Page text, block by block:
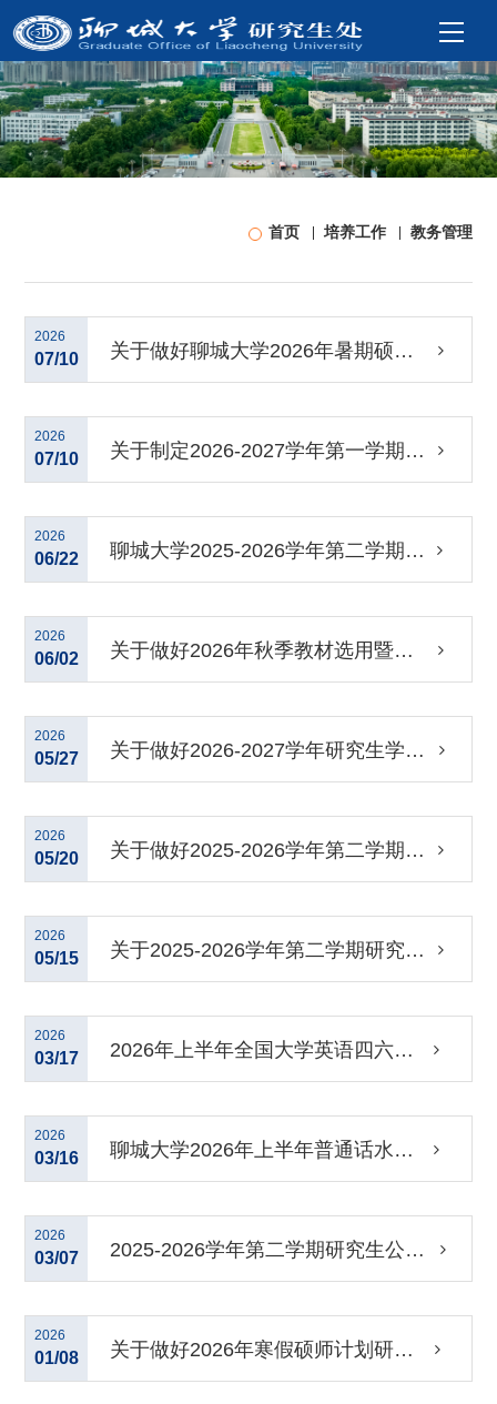
首页 培养工作 教务管理
2026
07/10 关于做好聊城大学2026年暑期硕师
计划研究生授课工作的通知
2026
07/10 关于制定2026-2027学年第一学期全
日制研究生教学计划的通知
2026
06/22 聊城大学2025-2026学年第二学期研
究生期末考核工作安排
2026
06/02 关于做好2026年秋季教材选用暨
2026年春季教材验收工作的通知
2026
05/27 关于做好2026-2027学年研究生学位
公共英语课程免修申请工作的通知
2026
05/20 关于做好2025-2026学年第二学期研
究生期末考核工作的通知
2026
05/15 关于2025-2026学年第二学期研究生
公共课考试时间和考场安排
2026
03/17 2026年上半年全国大学英语四六级
考试报名通知
2026
03/16 聊城大学2026年上半年普通话水平
测试报名通知
2026
03/07 2025-2026学年第二学期研究生公共
课、各学院专业课教学计划和分班安
排
2026
01/08 关于做好2026年寒假硕师计划研究